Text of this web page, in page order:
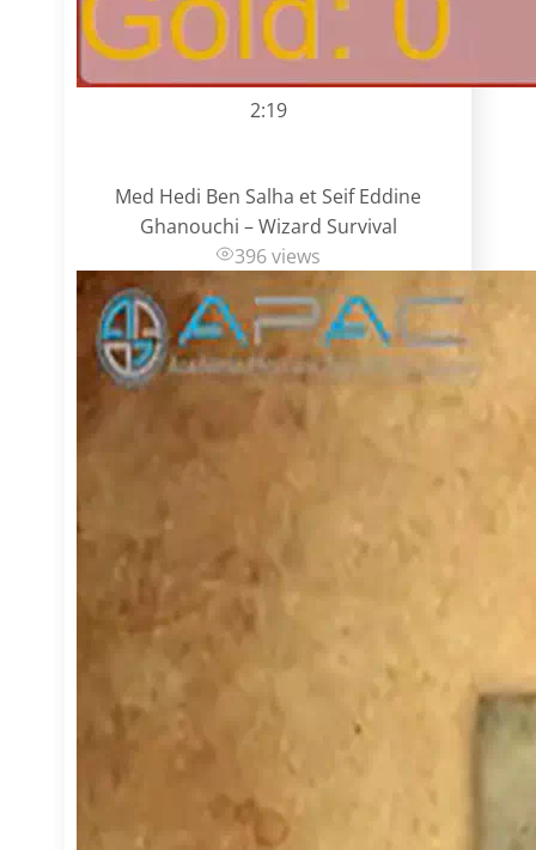
2:19
Med Hedi Ben Salha et Seif Eddine
Ghanouchi – Wizard Survival
396 views